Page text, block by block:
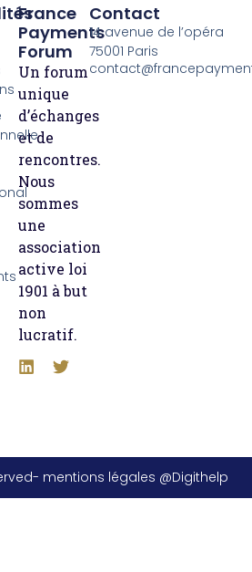
France
Payments
Forum
Un forum
unique
d’échanges
et de
rencontres.
Nous
sommes
une
association
active loi
1901 à but
non
lucratif.
Contact
14 avenue de l’opéra
75001 Paris
mentions légales @Digithelp